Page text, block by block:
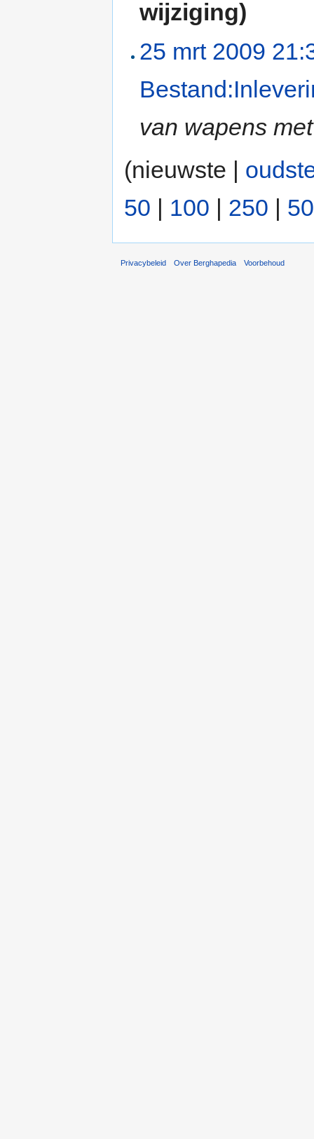
wijziging)
25 mrt 2009
van wapens
(nieuwste |
50 | 100 | 250 |
Privacybeleid Over Berghapedia Voorbehoud